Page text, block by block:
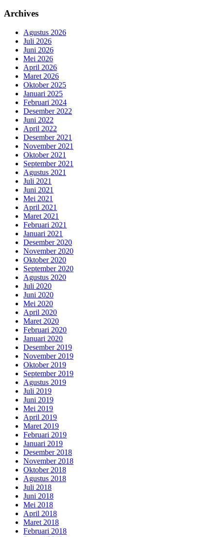
Archives
Agustus 2026
Juli 2026
Juni 2026
Mei 2026
April 2026
Maret 2026
Oktober 2025
Januari 2025
Februari 2024
Desember 2022
Juni 2022
April 2022
Desember 2021
November 2021
Oktober 2021
September 2021
Agustus 2021
Juli 2021
Juni 2021
Mei 2021
April 2021
Maret 2021
Februari 2021
Januari 2021
Desember 2020
November 2020
Oktober 2020
September 2020
Agustus 2020
Juli 2020
Juni 2020
Mei 2020
April 2020
Maret 2020
Februari 2020
Januari 2020
Desember 2019
November 2019
Oktober 2019
September 2019
Agustus 2019
Juli 2019
Juni 2019
Mei 2019
April 2019
Maret 2019
Februari 2019
Januari 2019
Desember 2018
November 2018
Oktober 2018
Agustus 2018
Juli 2018
Juni 2018
Mei 2018
April 2018
Maret 2018
Februari 2018